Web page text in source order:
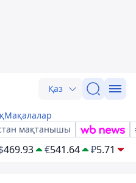
Қаз
Мақалалар
мақтанышы
469.93 €541.64 ₽5.71